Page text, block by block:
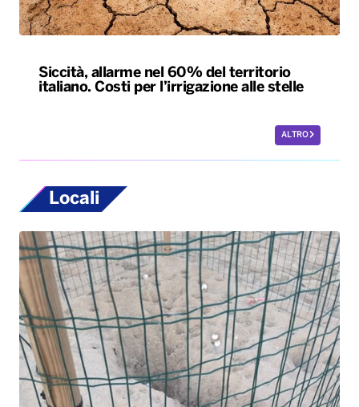
Siccità, allarme nel 60% del territorio
italiano. Costi per l’irrigazione alle stelle
ALTRO
Locali